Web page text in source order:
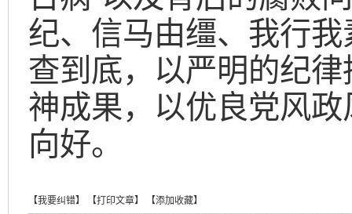
纪、信马由缰、我行
查到底，以严明的纪
神成果，以优良党风
向好。
【我要纠错】 【打印文章】 【添加收藏】